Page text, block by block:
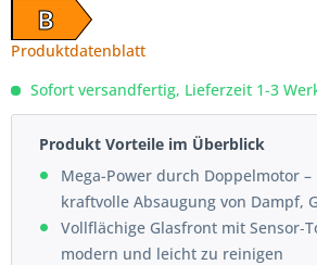
B
Produktdatenblatt
Sofort versandfertig, Lieferzeit 1-3
Produkt Vorteile im Überblick
Mega-Power durch Doppelmotor
kraftvolle Absaugung von Dampf,
Vollflächige Glasfront mit
modern und leicht zu reinigen